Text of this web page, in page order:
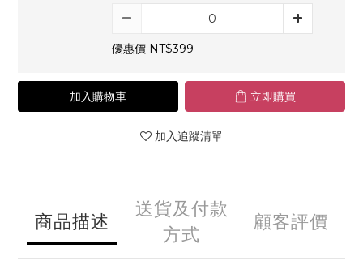
優惠價 NT$399
加入購物車 立即購買
加入追蹤清單
商品描述
送貨及付款
方式
顧客評價